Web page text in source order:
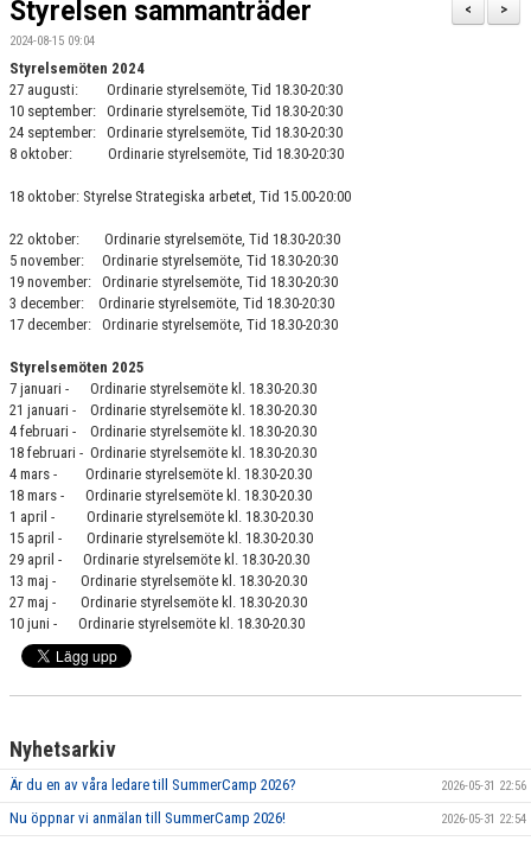
OM KLUBBEN
KONTAKT
KLUBBSHOP
>
<
Styrelsen sammanträder
2024-08-15 09:04
Styrelsemöten 2024
27 augusti: Ordinarie styrelsemöte, Tid 18.30-20:30
10 september: Ordinarie styrelsemöte, Tid 18.30-20:30
24 september: Ordinarie styrelsemöte, Tid 18.30-20:30
8 oktober: Ordinarie styrelsemöte, Tid 18.30-20:30
18 oktober: Styrelse Strategiska arbetet, Tid 15.00-20:00
22 oktober: Ordinarie styrelsemöte, Tid 18.30-20:30
5 november: Ordinarie styrelsemöte, Tid 18.30-20:30
19 november: Ordinarie styrelsemöte, Tid 18.30-20:30
3 december: Ordinarie styrelsemöte, Tid 18.30-20:30
17 december: Ordinarie styrelsemöte, Tid 18.30-20:30
Styrelsemöten 2025
7 januari - Ordinarie styrelsemöte kl. 18.30-20.30
21 januari - Ordinarie styrelsemöte kl. 18.30-20.30
4 februari - Ordinarie styrelsemöte kl. 18.30-20.30
18 februari - Ordinarie styrelsemöte kl. 18.30-20.30
4 mars - Ordinarie styrelsemöte kl. 18.30-20.30
18 mars - Ordinarie styrelsemöte kl. 18.30-20.30
1 april - Ordinarie styrelsemöte kl. 18.30-20.30
15 april - Ordinarie styrelsemöte kl. 18.30-20.30
29 april - Ordinarie styrelsemöte kl. 18.30-20.30
13 maj - Ordinarie styrelsemöte kl. 18.30-20.30
27 maj - Ordinarie styrelsemöte kl. 18.30-20.30
10 juni - Ordinarie styrelsemöte kl. 18.30-20.30
Nyhetsarkiv
Är du en av våra ledare till SummerCamp 2026? 2026-05-31 22:56
Nu öppnar vi anmälan till SummerCamp 2026! 2026-05-31 22:54